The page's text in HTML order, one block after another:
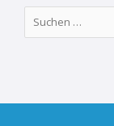
Suchen
nach: